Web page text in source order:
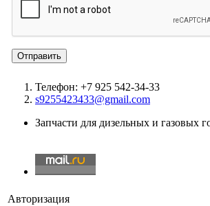
Телефон: +7 925 542-34-33
s9255423433@gmail.com
Запчасти для дизельных и
Авторизация